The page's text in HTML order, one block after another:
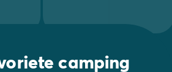
camping